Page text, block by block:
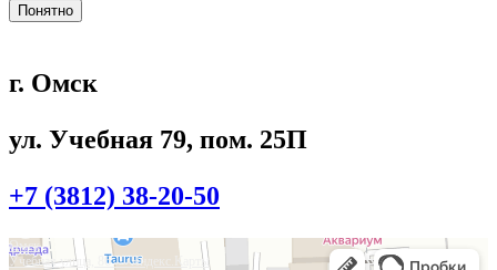
Понятно
г. Омск
ул. Учебная 79, пом. 25П
+7 (3812) 38-20-50
Омск
Учебная улица, 86 — Яндекс.Карты